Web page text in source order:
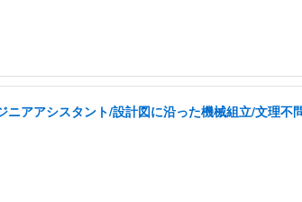
ニアアシスタント/設計図に沿った機械組立/文理不